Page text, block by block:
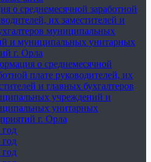
о среднемесячной заработной
их заместителей и
муниципальных
и муниципальных унитарных
г. Орла
о среднемесячной
плате руководителей, их
и главных бухгалтеров
учреждений и
унитарных
г. Орла
год
год
год